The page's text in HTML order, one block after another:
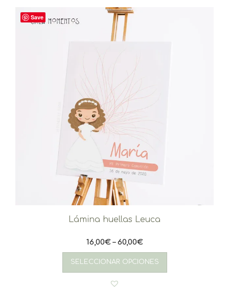
Save
Lámina huellas Leuca
16,00€–60,00€
SELECCIONAR OPCIONES
Este